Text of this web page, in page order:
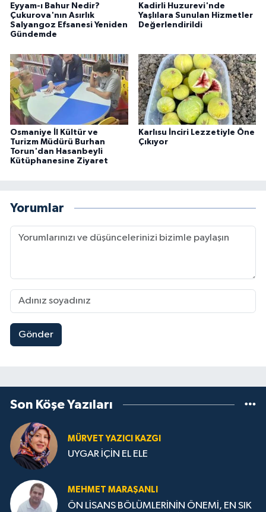
Eyyam-ı Bahur Nedir?
Çukurova'nın Asırlık
Salyangoz Efsanesi Yeniden
Gündemde
Kadirli Huzurevi'nde
Yaşlılara Sunulan Hizmetler
Değerlendirildi
Osmaniye İl Kültür ve
Turizm Müdürü Burhan
Torun'dan Hasanbeyli
Kütüphanesine Ziyaret
Karlısu İnciri Lezzetiyle Öne
Çıkıyor
Yorumlar
Gönder
Son Köşe Yazıları
MÜRVET YAZICI KAZGI
UYGAR İÇİN EL ELE
MEHMET MARAŞANLI
ÖN LİSANS BÖLÜMLERİNİN ÖNEMİ, EN SIK